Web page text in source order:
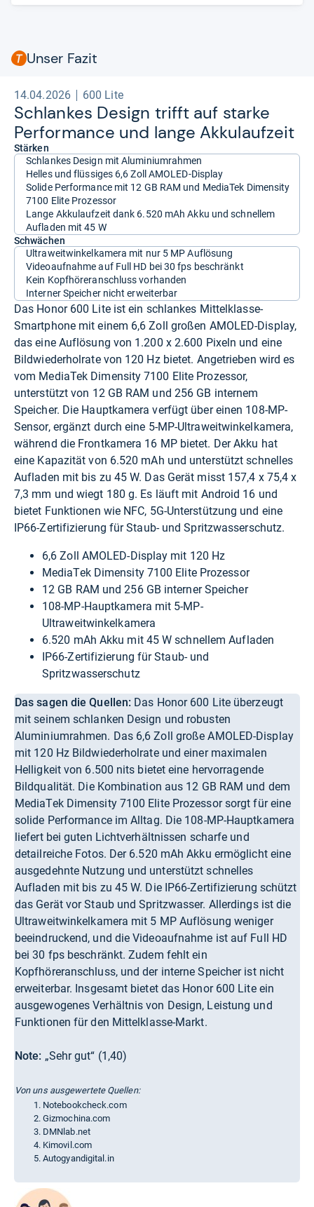
Unser Fazit
14.04.2026 600 Lite
Schlan­kes Design trifft auf starke
Per­for­mance und lange Akku­lauf­zeit
Stärken
Schlankes Design mit Aluminiumrahmen
Helles und flüssiges 6,6 Zoll AMOLED-Display
Solide Performance mit 12 GB RAM und MediaTek Dimensity
7100 Elite Prozessor
Lange Akkulaufzeit dank 6.520 mAh Akku und schnellem
Aufladen mit 45 W
Schwächen
Ultraweitwinkelkamera mit nur 5 MP Auflösung
Videoaufnahme auf Full HD bei 30 fps beschränkt
Kein Kopfhöreranschluss vorhanden
Interner Speicher nicht erweiterbar
Das Honor 600 Lite ist ein schlankes Mittelklasse-
Smartphone mit einem 6,6 Zoll großen AMOLED-Display,
das eine Auflösung von 1.200 x 2.600 Pixeln und eine
Bildwiederholrate von 120 Hz bietet. Angetrieben wird es
vom MediaTek Dimensity 7100 Elite Prozessor,
unterstützt von 12 GB RAM und 256 GB internem
Speicher. Die Hauptkamera verfügt über einen 108-MP-
Sensor, ergänzt durch eine 5-MP-Ultraweitwinkelkamera,
während die Frontkamera 16 MP bietet. Der Akku hat
eine Kapazität von 6.520 mAh und unterstützt schnelles
Aufladen mit bis zu 45 W. Das Gerät misst 157,4 x 75,4 x
7,3 mm und wiegt 180 g. Es läuft mit Android 16 und
bietet Funktionen wie NFC, 5G-Unterstützung und eine
IP66-Zertifizierung für Staub- und Spritzwasserschutz.
6,6 Zoll AMOLED-Display mit 120 Hz
MediaTek Dimensity 7100 Elite Prozessor
12 GB RAM und 256 GB interner Speicher
108-MP-Hauptkamera mit 5-MP-
Ultraweitwinkelkamera
6.520 mAh Akku mit 45 W schnellem Aufladen
IP66-Zertifizierung für Staub- und
Spritzwasserschutz
Das sagen die Quellen: Das Honor 600 Lite überzeugt
mit seinem schlanken Design und robusten
Aluminiumrahmen. Das 6,6 Zoll große AMOLED-Display
mit 120 Hz Bildwiederholrate und einer maximalen
Helligkeit von 6.500 nits bietet eine hervorragende
Bildqualität. Die Kombination aus 12 GB RAM und dem
MediaTek Dimensity 7100 Elite Prozessor sorgt für eine
solide Performance im Alltag. Die 108-MP-Hauptkamera
liefert bei guten Lichtverhältnissen scharfe und
detailreiche Fotos. Der 6.520 mAh Akku ermöglicht eine
ausgedehnte Nutzung und unterstützt schnelles
Aufladen mit bis zu 45 W. Die IP66-Zertifizierung schützt
das Gerät vor Staub und Spritzwasser. Allerdings ist die
Ultraweitwinkelkamera mit 5 MP Auflösung weniger
beeindruckend, und die Videoaufnahme ist auf Full HD
bei 30 fps beschränkt. Zudem fehlt ein
Kopfhöreranschluss, und der interne Speicher ist nicht
erweiterbar. Insgesamt bietet das Honor 600 Lite ein
ausgewogenes Verhältnis von Design, Leistung und
Funktionen für den Mittelklasse-Markt.
Note: „Sehr gut“ (1,40)
Von uns ausgewertete Quellen:
Notebookcheck.com
Gizmochina.com
DMNlab.net
Kimovil.com
Autogyandigital.in